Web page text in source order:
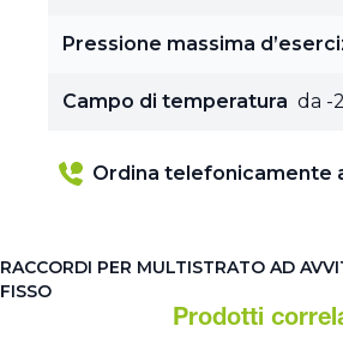
Pressione massima
Campo di temperatura da -
Ordina telefonicamente
RACCORDI PER MULTISTRATO AD
FISSO
Prodotti